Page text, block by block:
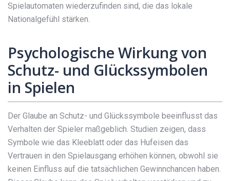
Spielautomaten wiederzufinden sind, die das lokale
Nationalgefühl stärken.
Psychologische Wirkung von
Schutz- und Glückssymbolen
in Spielen
Der Glaube an Schutz- und Glückssymbole beeinflusst das
Verhalten der Spieler maßgeblich. Studien zeigen, dass
Symbole wie das Kleeblatt oder das Hufeisen das
Vertrauen in den Spielausgang erhöhen können, obwohl sie
keinen Einfluss auf die tatsächlichen Gewinnchancen haben.